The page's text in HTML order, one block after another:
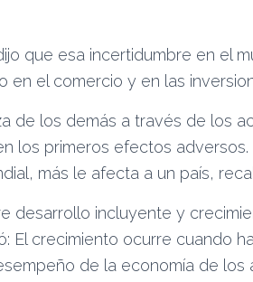
que esa incertidumbre en el
en el comercio y en las
de los demás a través de los
los primeros efectos
más le afecta a un país,
desarrollo incluyente y
El crecimiento ocurre cuando
de la economía de los